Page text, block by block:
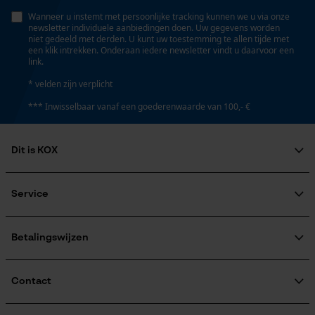
Wanneer u instemt met persoonlijke tracking kunnen we u via onze
newsletter individuele aanbiedingen doen. Uw gegevens worden
niet gedeeld met derden. U kunt uw toestemming te allen tijde met
een klik intrekken. Onderaan iedere newsletter vindt u daarvoor een
link.
* velden zijn verplicht
*** Inwisselbaar vanaf een goederenwaarde van 100,- €
Dit is KOX
Maatschappelijke betrokkenheid
Aanmelding nieuwsbrief
Service
KOX catalogus
Verzendkosteninformatie
Betalingswijzen
Contact
Statistische Cookies
Econda Analytics
Mouseflow Web Analytics Tool
Gepersonaliseerde homepage